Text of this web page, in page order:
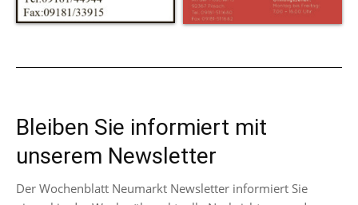
Bleiben Sie informiert mit
unserem Newsletter
Der Wochenblatt Neumarkt Newsletter informiert Sie